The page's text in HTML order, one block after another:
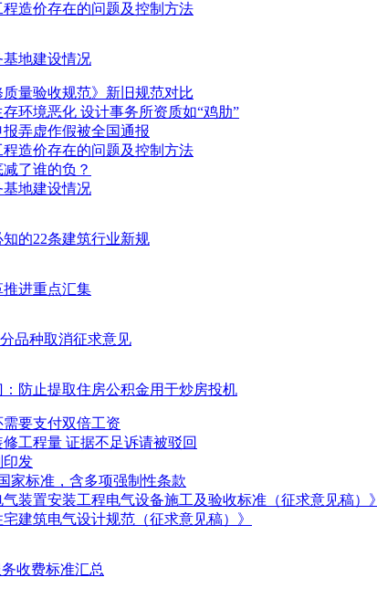
造价存在的问题及控制方法
地建设情况
质量验收规范》新旧规范对比
环境恶化 设计事务所资质如“鸡肋”
弄虚作假被全国通报
造价存在的问题及控制方法
了谁的负？
地建设情况
知的22条建筑行业新规
进重点汇集
品种取消征求意见
防止提取住房公积金用于炒房投机
要支付双倍工资
工程量 证据不足诉请被驳回
印发
家标准，含多项强制性条款
装置安装工程电气设备施工及验收标准（征求意见稿）》
建筑电气设计规范（征求意见稿）》
收费标准汇总